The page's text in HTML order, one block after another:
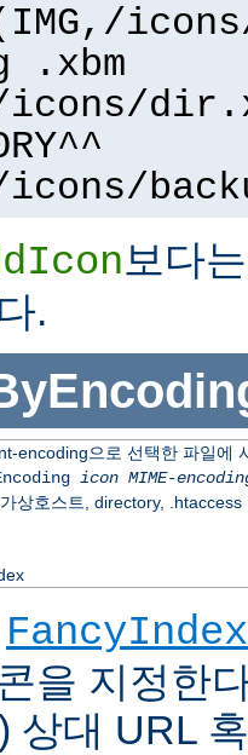
icons/
보다
.
encoding으로 선택한 파일에
icon MIME-
상호스트, directory, .htaccess
을 지정한
상대 URL